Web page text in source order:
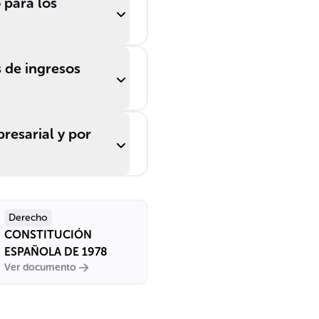
de ingresos
y por
Derecho
CONSTITUCIÓN
ESPAÑOLA DE 1978
Ver documento